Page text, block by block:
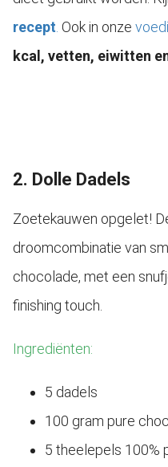
recept. Ook in onze
kcal, vetten, eiwitten
2. Dolle Dadels
Zoetekauwen opgelet!
droomcombinatie van
chocolade, met een
finishing touch.
Ingrediënten:
5 dadels
100 gram pure
5 theelepels 100%